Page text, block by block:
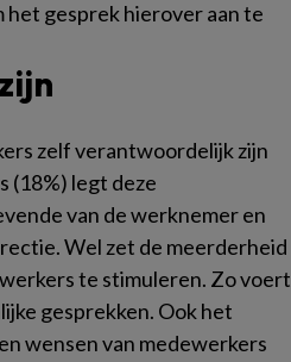
het gesprek hierover aan te
zelf verantwoordelijk zijn
(18%) legt deze
van de werknemer en
Wel zet de meerderheid
te stimuleren. Zo voert
gesprekken. Ook het
wensen van medewerkers